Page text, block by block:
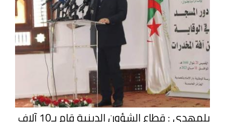
بلمهدي : قطاع الشؤون الدينية قام بـ10 آلاف